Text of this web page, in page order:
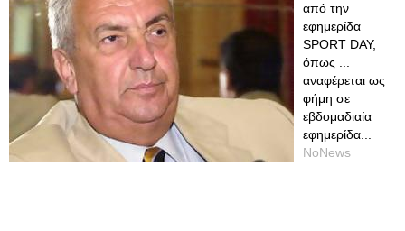
από την
εφημερίδα
SPORT DAY,
όπως ...
αναφέρεται ως
φήμη σε
εβδομαδιαία
εφημερίδα...
NoNews